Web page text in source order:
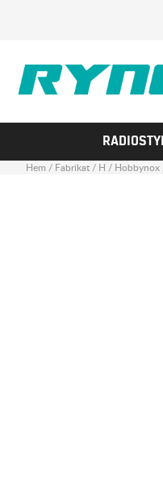
Hem / Fabrikat/ H / Hobbynox